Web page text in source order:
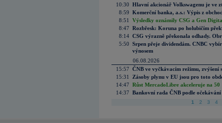
10:30 Hlavní akcionář Volkswagenu je ve
8:59 Komerční banka, a.s.: Výpis z
8:51
Výsledky oznámily CSG a Gen
8:47 Rozbřesk: Koruna po holubičím
8:14 CSG výrazně překonala odhady.
5:50 Srpen přeje dividendám. CNBC
výnosem
06.08.2026
15:57 ČNB ve vyčkávacím režimu, zvýšení
15:31
Zásoby plynu v EU jsou pro toto
14:47 Růst MercadoLibre akceleruje na
14:37 Bankovní rada ČNB podle
1 2 3 4